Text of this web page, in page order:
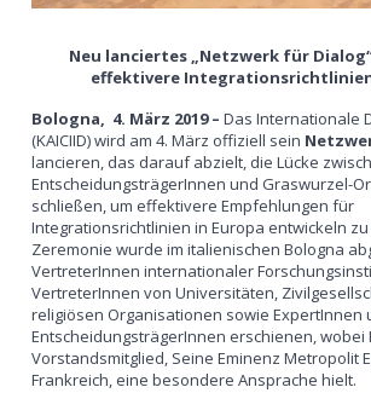
Neu lanciertes „Netzwerk für
effektivere
Bologna, 4. März 2019 –Das Internationale
(KAICIID) wird am 4. März offiziell sein
lancieren, das darauf abzielt, die Lücke
EntscheidungsträgerInnen und Graswurzel-
schließen, um effektivere Empfehlungen für
Integrationsrichtlinien in Europa entwickeln
Zeremonie wurde im italienischen Bologna
VertreterInnen internationaler
VertreterInnen von Universitäten,
religiösen Organisationen sowie ExpertInnen
EntscheidungsträgerInnen erschienen, wobei
Vorstandsmitglied, Seine Eminenz Metropolit
Frankreich, eine besondere Ansprache hielt.